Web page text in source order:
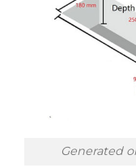
Generated